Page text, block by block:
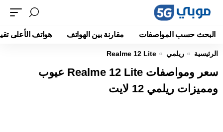
البحث حسب المواصفات مقارنة بين الهواتف هواتف الأعلى
الرئيسية ريلمي Realme 12 Lite
سعر ومواصفات Realme 12 Lite عيوب
ومميزات ريلمي 12 لايت